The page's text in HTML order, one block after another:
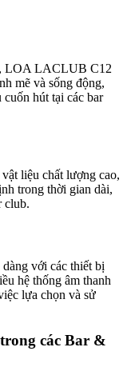
LOA LACLUB C12
mẽ và sống động,
hút tại các bar
liệu chất lượng cao,
trong thời gian dài,
club.
với các thiết bị
hệ thống âm thanh
lựa chọn và sử
các Bar &